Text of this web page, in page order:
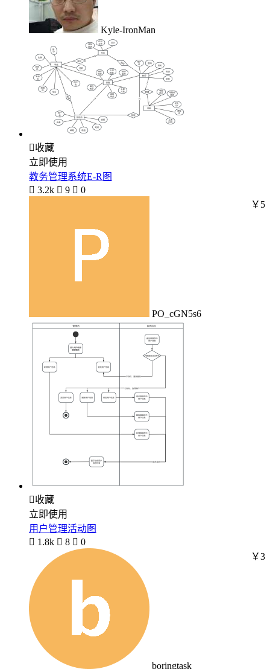
Kyle-IronMan
收藏
立即使用
教务管理系统E-R图
 3.2k  9  0
PO_cGN5s6
￥5
收藏
立即使用
用户管理活动图
 1.8k  8  0
boringtask
￥3